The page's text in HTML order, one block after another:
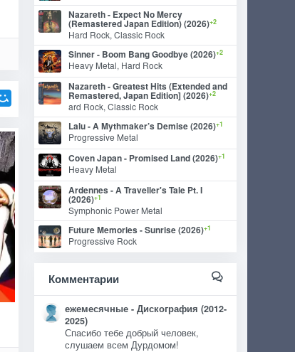
Nazareth - Expect No Mercy
(Remastered Japan Edition) (2026)+2
Hard Rock, Classic Rock
Sinner - Boom Bang Goodbye (2026)+2
Heavy Metal, Hard Rock
Nazareth - Greatest Hits (Extended and
Remastered, Japan Edition] (2026)+2
ard Rock, Classic Rock
Lalu - A Mythmaker’s Demise (2026)+1
Progressive Metal
Coven Japan - Promised Land (2026)+1
Heavy Metal
Ardennes - A Traveller's Tale Pt. I
(2026)+1
Symphonic Power Metal
Future Memories - Sunrise (2026)+1
Progressive Rock
Комментарии
ежемесячные - Дискография (2012-
2025)
Спасибо тебе добрый человек,
слушаем всем Дурдомом!